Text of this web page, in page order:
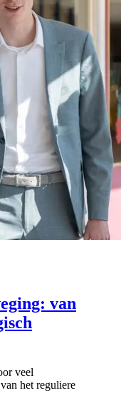
van
veel
het reguliere